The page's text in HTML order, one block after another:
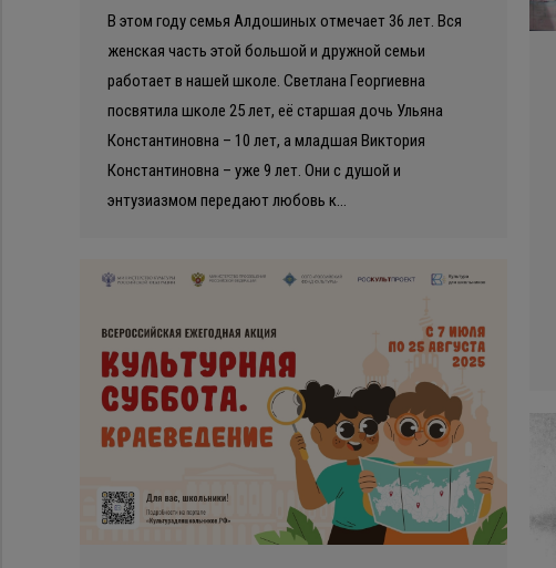
В этом году семья Алдошиных отмечает 36 лет. Вся
женская часть этой большой и дружной семьи
работает в нашей школе. Светлана Георгиевна
посвятила школе 25 лет, её старшая дочь Ульяна
Константиновна – 10 лет, а младшая Виктория
Константиновна – уже 9 лет. Они с душой и
энтузиазмом передают любовь к…